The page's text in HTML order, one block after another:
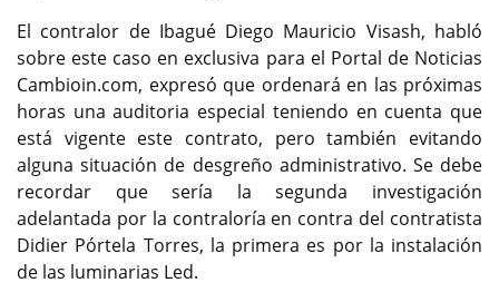
El contralor de Ibagué Diego Mauricio Visash, habló
sobre este caso en exclusiva para el Portal de Noticias
Cambioin.com, expresó que ordenará en las próximas
horas una auditoria especial teniendo en cuenta que
está vigente este contrato, pero también evitando
alguna situación de desgreño administrativo. Se debe
recordar que sería la segunda investigación
adelantada por la contraloría en contra del contratista
Didier Pórtela Torres, la primera es por la instalación
de las luminarias Led.